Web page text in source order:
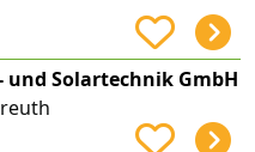
und Solartechnik GmbH